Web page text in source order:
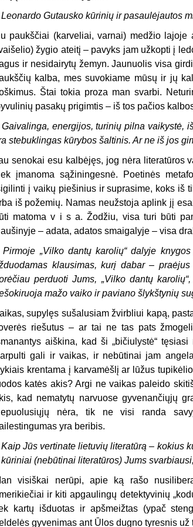
Leonardo Gutausko kūrinių ir pasaulėjautos
paukščiai (karveliai, varnai) medžio
žygio ateitį – pavyks jam užkopti į
ir nesidairytų žemyn. Jaunuolis visa
kalba, mes suvokiame mūsų ir jų
Štai tokia proza man svarbi.
pasakų prigimtis – iš tos pačios
Gaivalinga, energijos, turinių pilna vaikystė,
stebuklingas kūrybos šaltinis. Ar ne iš jos
senokai esu kalbėjęs, jog nėra literatūros
įmanoma sąžiningesnė. Poetinės
į vaikų piešinius ir suprasime, koks iš
iš požemių. Namas neužstoja aplink jį
matoma v i s a. Žodžiu, visa turi būti
– adata, adatos smaigalyje – visa
Pirmoje „Vilko dantų karolių“ dalyje
klausimas, kurį dabar –
perduoti Jums, „Vilko dantų
mažo vaiko ir paviano šlykštynių
supylęs sušalusiam žvirbliui kapą,
riešutus – ar tai ne tas pats
aiškina, kad ši „bičiulystė“
gali ir vaikas, ir nebūtinai jam
krentama į karvamėšlį ar lūžus
katės akis? Argi ne vaikas paleido
kad nematytų narvuose gyvenančiųjų
nėra, tik ne visi randa
yra beribis.
Kaip Jūs vertinate lietuvių literatūrą – kokius
(nebūtinai literatūros) Jums
visiškai nerūpi, apie ką rašo
ir kiti apgaulingų detektyvinių
kartų išduotas ir apšmeižtas (ypač
gyvenimas ant Ūlos dugno tyresnis už